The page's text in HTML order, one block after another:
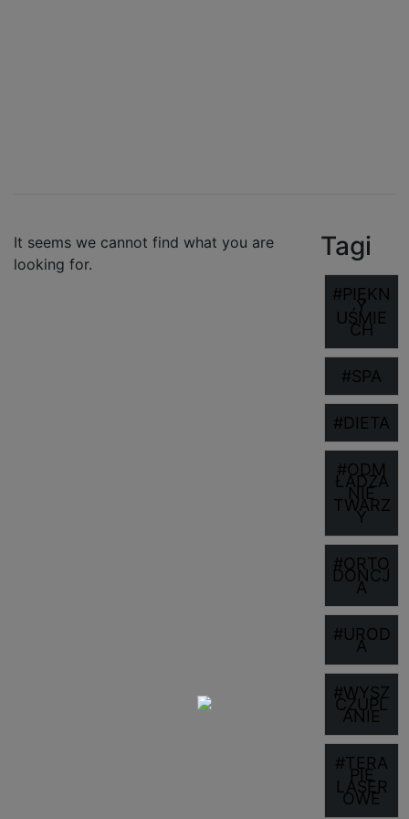
It seems we cannot find what you are
looking for.
Tagi
#PIĘKN
Y
UŚMIE
CH
#SPA
#DIETA
#ODM
ŁADZA
NIE
TWARZ
Y
#ORTO
DONCJ
A
#UROD
A
#WYSZ
CZUPL
ANIE
#TERA
PIE
LASER
OWE